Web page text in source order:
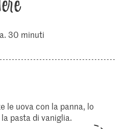
30 minuti
le uova con la panna, lo
pasta di vaniglia.